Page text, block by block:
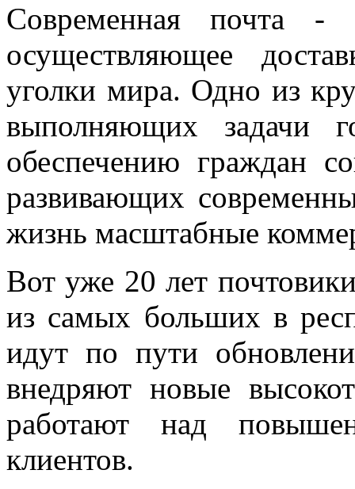
Современная почта -
осуществляющее
уголки мира. Одно из
выполняющих задачи
обеспечению граждан
развивающих
жизнь масштабные
Вот уже 20 лет
из самых больших в
идут по пути
внедряют новые
работают над
клиентов.